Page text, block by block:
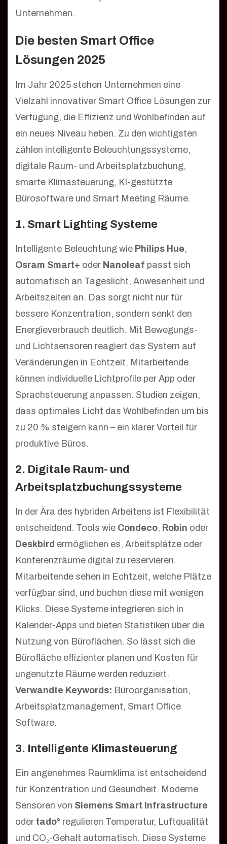
Unternehmen.
Die besten Smart Office
Lösungen 2025
Im Jahr 2025 stehen Unternehmen eine
Vielzahl innovativer Smart Office Lösungen zur
Verfügung, die Effizienz und Wohlbefinden auf
ein neues Niveau heben. Zu den wichtigsten
zählen intelligente Beleuchtungssysteme,
digitale Raum- und Arbeitsplatzbuchung,
smarte Klimasteuerung, KI-gestützte
Bürosoftware und Smart Meeting Räume.
1. Smart Lighting Systeme
Intelligente Beleuchtung wie Philips Hue,
Osram Smart+ oder Nanoleaf passt sich
automatisch an Tageslicht, Anwesenheit und
Arbeitszeiten an. Das sorgt nicht nur für
bessere Konzentration, sondern senkt den
Energieverbrauch deutlich. Mit Bewegungs-
und Lichtsensoren reagiert das System auf
Veränderungen in Echtzeit. Mitarbeitende
können individuelle Lichtprofile per App oder
Sprachsteuerung anpassen. Studien zeigen,
dass optimales Licht das Wohlbefinden um bis
zu 20 % steigern kann – ein klarer Vorteil für
produktive Büros.
2. Digitale Raum- und
Arbeitsplatzbuchungssysteme
In der Ära des hybriden Arbeitens ist Flexibilität
entscheidend. Tools wie Condeco, Robin oder
Deskbird ermöglichen es, Arbeitsplätze oder
Konferenzräume digital zu reservieren.
Mitarbeitende sehen in Echtzeit, welche Plätze
verfügbar sind, und buchen diese mit wenigen
Klicks. Diese Systeme integrieren sich in
Kalender-Apps und bieten Statistiken über die
Nutzung von Büroflächen. So lässt sich die
Bürofläche effizienter planen und Kosten für
ungenutzte Räume werden reduziert.
Verwandte Keywords: Büroorganisation,
Arbeitsplatzmanagement, Smart Office
Software.
3. Intelligente Klimasteuerung
Ein angenehmes Raumklima ist entscheidend
für Konzentration und Gesundheit. Moderne
Sensoren von Siemens Smart Infrastructure
oder tado° regulieren Temperatur, Luftqualität
und CO₂-Gehalt automatisch. Diese Systeme